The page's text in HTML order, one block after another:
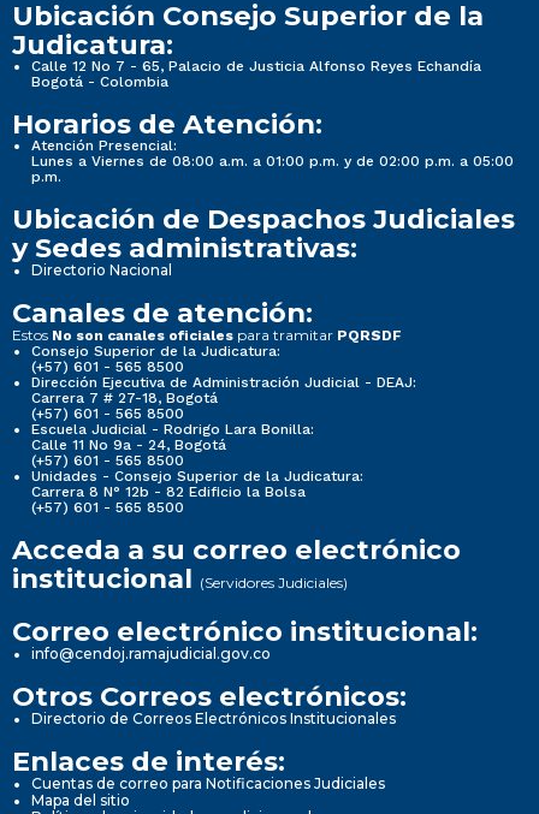
Ubicación Consejo Superior de la
Judicatura:
Calle 12 No 7 - 65, Palacio de Justicia Alfonso Reyes Echandía
Bogotá - Colombia
Horarios de Atención:
Atención Presencial:
Lunes a Viernes de 08:00 a.m. a 01:00 p.m. y de 02:00 p.m. a 05:00
p.m.
Ubicación de Despachos Judiciales
y Sedes administrativas:
Directorio Nacional
Canales de atención:
Estos No son canales oficiales para tramitar PQRSDF
Consejo Superior de la Judicatura:
(+57) 601 - 565 8500
Dirección Ejecutiva de Administración Judicial - DEAJ:
Carrera 7 # 27-18, Bogotá
(+57) 601 - 565 8500
Escuela Judicial - Rodrigo Lara Bonilla:
Calle 11 No 9a - 24, Bogotá
(+57) 601 - 565 8500
Unidades - Consejo Superior de la Judicatura:
Carrera 8 N° 12b - 82 Edificio la Bolsa
(+57) 601 - 565 8500
Acceda a su correo electrónico
institucional (Servidores Judiciales)
Correo electrónico institucional:
info@cendoj.ramajudicial.gov.co
Otros Correos electrónicos:
Directorio de Correos Electrónicos Institucionales
Enlaces de interés:
Cuentas de correo para Notificaciones Judiciales
Mapa del sitio